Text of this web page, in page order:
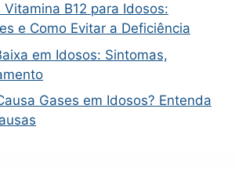
B12 para Idosos:
e Como Evitar a Deficiência
em Idosos: Sintomas,
Gases em Idosos? Entenda